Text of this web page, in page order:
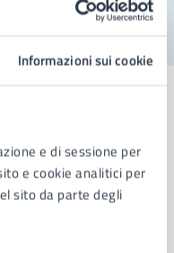
Informazioni sui cookie
e di sessione per
e cookie analitici per
sito da parte degli